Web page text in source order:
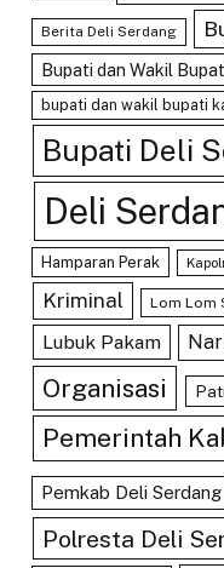
Berita Deli Serdang
Bupati dan Wakil
bupati dan wakil bupati
Bupati Deli
Deli
Hamparan Perak
Kriminal Lom Lom
Lubuk Pakam
Organisasi
Pemerintah
Pemkab Deli Serdang
Polresta Deli